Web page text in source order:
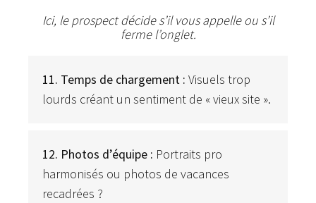
Ici, le prospect décide s’il vous appelle ou s’il
ferme l’onglet.
11. Temps de chargement : Visuels trop
lourds créant un sentiment de « vieux site ».
12. Photos d’équipe : Portraits pro
harmonisés ou photos de vacances
recadrées ?